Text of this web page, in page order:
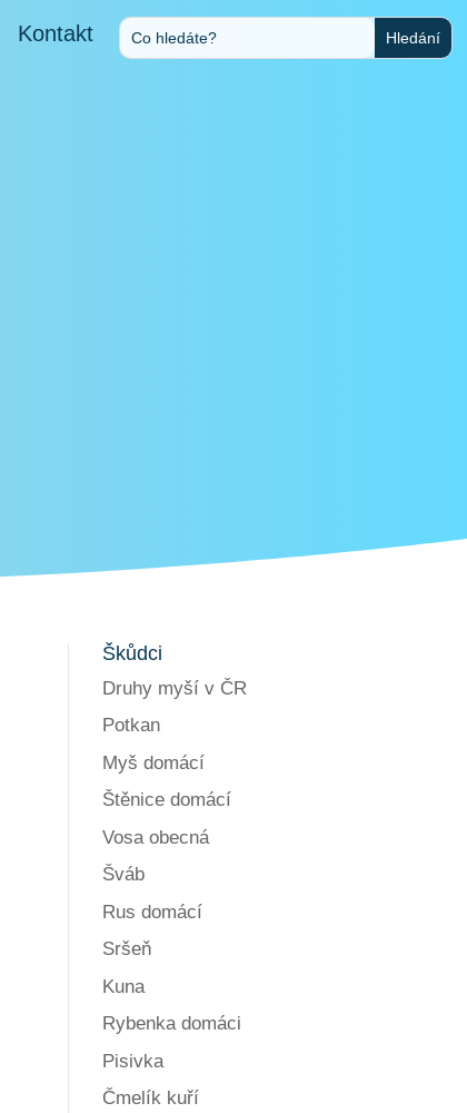
Kontakt
Škůdci
Druhy myší v ČR
Potkan
Myš domácí
Štěnice domácí
Vosa obecná
Šváb
Rus domácí
Sršeň
Kuna
Rybenka domáci
Pisivka
Čmelík kuří